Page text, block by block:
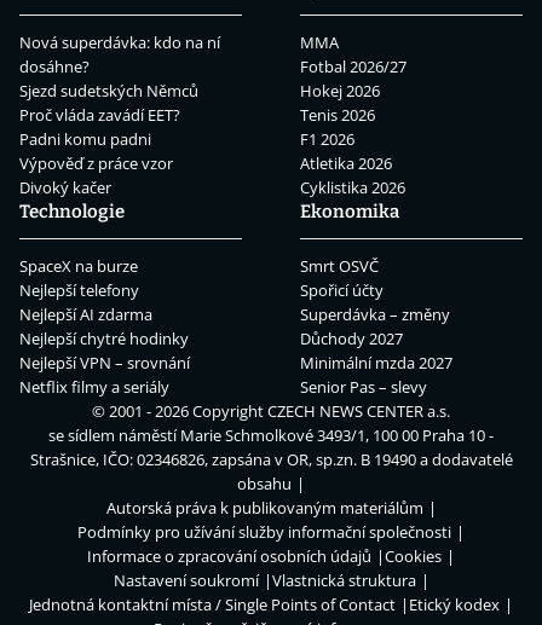
Nová superdávka: kdo na ní
dosáhne?
Sjezd sudetských Němců
Proč vláda zavádí EET?
Padni komu padni
Výpověď z práce vzor
Divoký kačer
MMA
Fotbal 2026/27
Hokej 2026
Tenis 2026
F1 2026
Atletika 2026
Cyklistika 2026
Technologie
SpaceX na burze
Nejlepší telefony
Nejlepší AI zdarma
Nejlepší chytré hodinky
Nejlepší VPN – srovnání
Netflix filmy a seriály
Ekonomika
Smrt OSVČ
Spořicí účty
Superdávka – změny
Důchody 2027
Minimální mzda 2027
Senior Pas – slevy
© 2001 - 2026 CopyrightCZECH NEWS CENTER a.s.
se sídlem náměstí Marie Schmolkové 3493/1, 100 00 Praha 10 -
Strašnice, IČO: 02346826, zapsána v OR, sp.zn. B 19490 a dodavatelé
obsahu
Autorská práva k publikovaným materiálům
Podmínky pro užívání služby informační společnosti
Informace o zpracování osobních údajů
Cookies
Nastavení soukromí
Vlastnická struktura
Jednotná kontaktní místa / Single Points of Contact
Etický kodex